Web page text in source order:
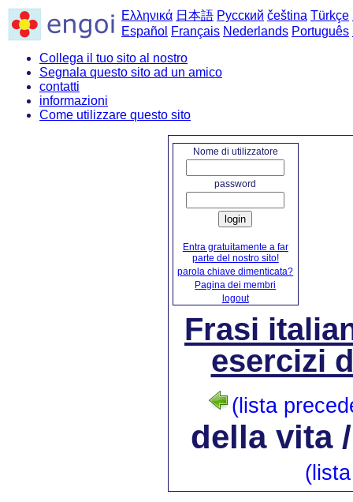
Ελληνικά 日本語 Русский čeština Türkçe
Español Français Nederlands Português
Collega il tuo sito al nostro
Segnala questo sito ad un amico
contatti
informazioni
Come utilizzare questo sito
Nome di utilizzatore
password
login
Entra gratuitamente a far
parte del nostro sito!
parola chiave dimenticata?
Pagina dei membri
logout
Frasi
esercizi
(lista
della vita